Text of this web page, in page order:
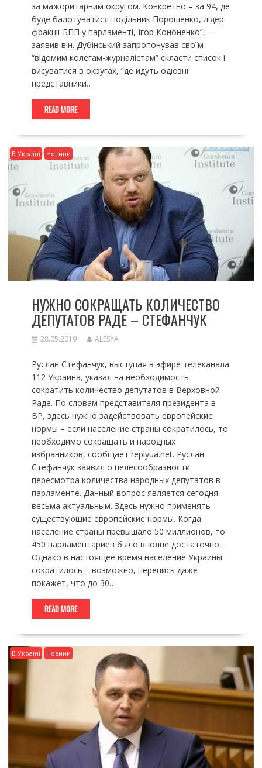
за мажоритарним округом. Конкретно – за 94, де
буде балотуватися подільник Порошенко, лідер
фракції БПП у парламенті, Ігор Кононенко”, –
заявив він. Дубінський запропонував своїм
“відомим колегам-журналістам” скласти список і
висуватися в округах, “де йдуть одіозні
представники…
READ MORE
В Україні Новини
НУЖНО СОКРАЩАТЬ КОЛИЧЕСТВО
ДЕПУТАТОВ РАДЕ – СТЕФАНЧУК
28.05.2019 ALESYA
Руслан Стефанчук, выступая в эфире телеканала
112 Украина, указал на необходимость
сократить количество депутатов в Верховной
Раде. По словам представителя президента в
ВР, здесь нужно задействовать европейские
нормы – если население страны сократилось, то
необходимо сокращать и народных
избранников, сообщает replyua.net. Руслан
Стефанчук заявил о целесообразности
пересмотра количества народных депутатов в
парламенте. Данный вопрос является сегодня
весьма актуальным. Здесь нужно применять
существующие европейские нормы. Когда
население страны превышало 50 миллионов, то
450 парламентариев было вполне достаточно.
Однако в настоящее время население Украины
сократилось – возможно, перепись даже
покажет, что до 30…
READ MORE
В Україні Новини